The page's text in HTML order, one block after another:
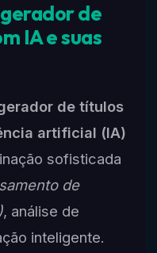
de
IA e suas
de títulos
artificial (IA)
sofisticada
de
, análise de
inteligente.